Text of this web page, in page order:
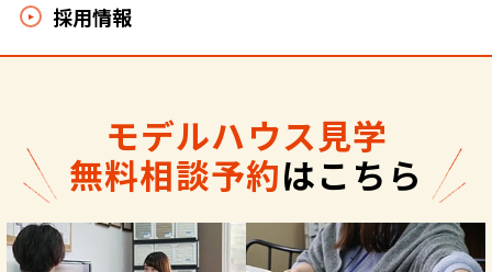
採用情報
モデルハウス見学
無料相談予約はこちら